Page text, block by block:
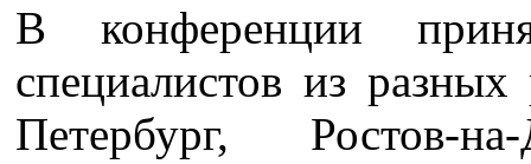
В конференции
специалистов из
Петербург, Ростов-